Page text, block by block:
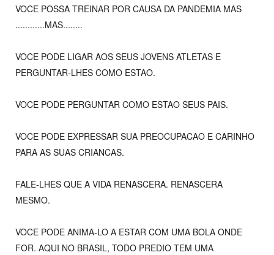
VOCE POSSA TREINAR POR CAUSA DA PANDEMIA MAS
............MAS........
VOCE PODE LIGAR AOS SEUS JOVENS ATLETAS E
PERGUNTAR-LHES COMO ESTAO.
VOCE PODE PERGUNTAR COMO ESTAO SEUS PAIS.
VOCE PODE EXPRESSAR SUA PREOCUPACAO E CARINHO
PARA AS SUAS CRIANCAS.
FALE-LHES QUE A VIDA RENASCERA. RENASCERA
MESMO.
VOCE PODE ANIMA-LO A ESTAR COM UMA BOLA ONDE
FOR. AQUI NO BRASIL, TODO PREDIO TEM UMA